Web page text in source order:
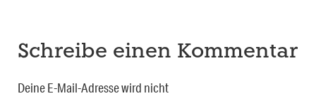
Schreibe einen Kommentar
Deine E-Mail-Adresse wird nicht